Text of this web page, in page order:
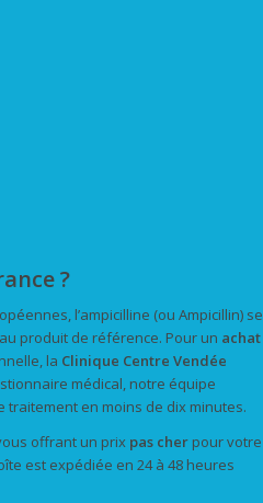
?
l’ampicilline (ou Ampicillin) se
produit de référence. Pour un achat
la Clinique Centre Vendée
médical, notre équipe
traitement en moins de dix minutes.
offrant un prix pas cher pour votre
est expédiée en 24 à 48 heures